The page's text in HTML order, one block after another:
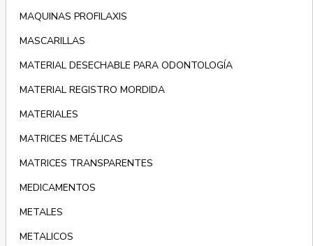
MAQUINAS PROFILAXIS
MASCARILLAS
MATERIAL DESECHABLE PARA ODONTOLOGÍA
MATERIAL REGISTRO MORDIDA
MATERIALES
MATRICES METÁLICAS
MATRICES TRANSPARENTES
MEDICAMENTOS
METALES
METALICOS